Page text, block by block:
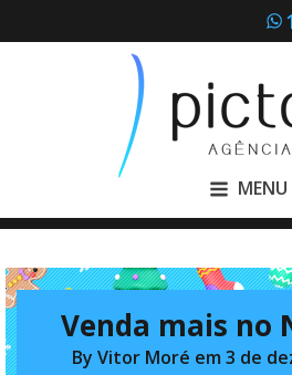
MENU
Venda mais no
By Vitor Moré em3 de